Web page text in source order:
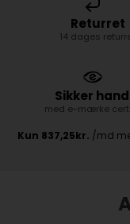
Returret
14 dages
Sikker
med e-mærke